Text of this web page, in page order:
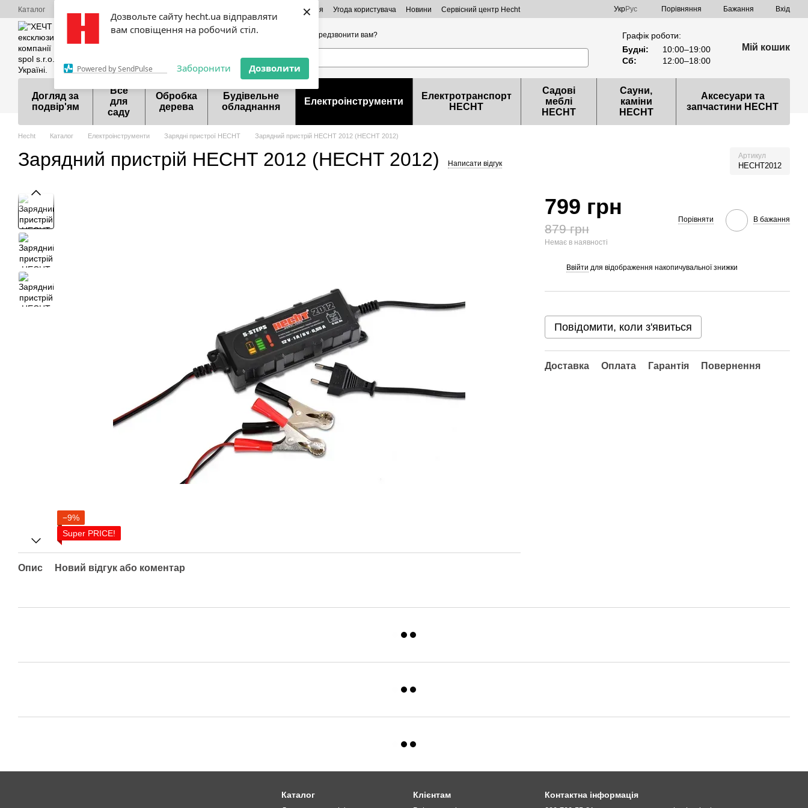
Дозвольте сайту hecht.ua відправляти
вам сповіщення на робочий стіл.
Powered by SendPulse Заборонити Дозволити
×
Перейти до основного контенту
Каталог Контактна інформація Угода користувача Новини
Сервісний центр Hecht
Договір публічної оферти
УкрРус Порівняння Бажання Вхід
099 700-55-81 098 932-99-46 Передзвонити вам?
Графік роботи:
Будні:
10:00–19:00
Сб:
12:00–18:00
Мій кошик
Догляд за
подвір'ям
Все
для
саду
Обробка
дерева
Будівельне
обладнання
Електроінструменти
Електротранспорт
HECHT
Садові
меблі
HECHT
Сауни,
каміни
HECHT
Аксесуари та
запчастини HECHT
Hecht Каталог Електроінструменти Зарядні пристрої HECHT Зарядний пристрій HECHT 2012 (HECHT 2012)
Зарядний пристрій HECHT 2012 (HECHT 2012) Написати відгук
Артикул
HECHT2012
−9%
Super PRICE!
Опис Новий відгук або коментар
799 грн
879 грн
Немає в наявності
Порівняти В бажання
Ввійти для відображення накопичувальної знижки
Повідомити, коли з'явиться
Доставка Оплата Гарантія Повернення
Каталог Клієнтам Контактна інформація